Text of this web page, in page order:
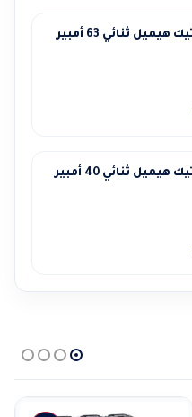
مفتاح اوتوماتيك هيميل ثنائي 63 أمبير
مفتاح اوتوماتيك هيميل ثنائي 40 أمبير